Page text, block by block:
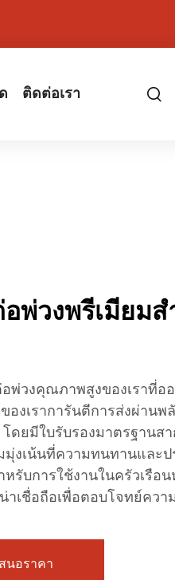
ติดต่อเรา
พ่วงพรีเมียม
พ่วงคุณภาพสูงของเราที่อ
งเราการันตีการส่งผ่านพ
ดยมีใบรับรองมาตรฐานสา
มุ่งเน้นที่ความทนทานและ
หรับการใช้งานในครัวเรือ
าเชื่อถือเพื่อตอบโจทย์คว
นอราคา